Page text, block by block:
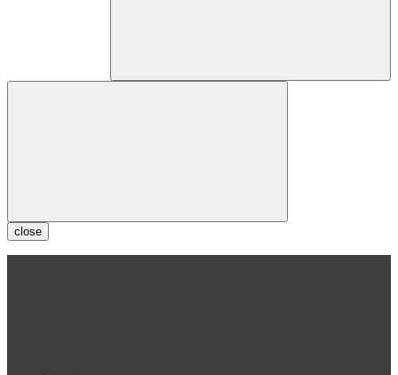
close